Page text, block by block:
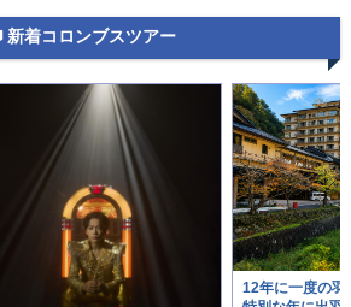
新着コロンブスツアー
12年に一度の羽黒山午歳御縁年！